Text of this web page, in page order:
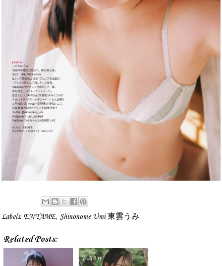
Labels: ENTAME, Shinonome Umi 東雲うみ
Related Posts: